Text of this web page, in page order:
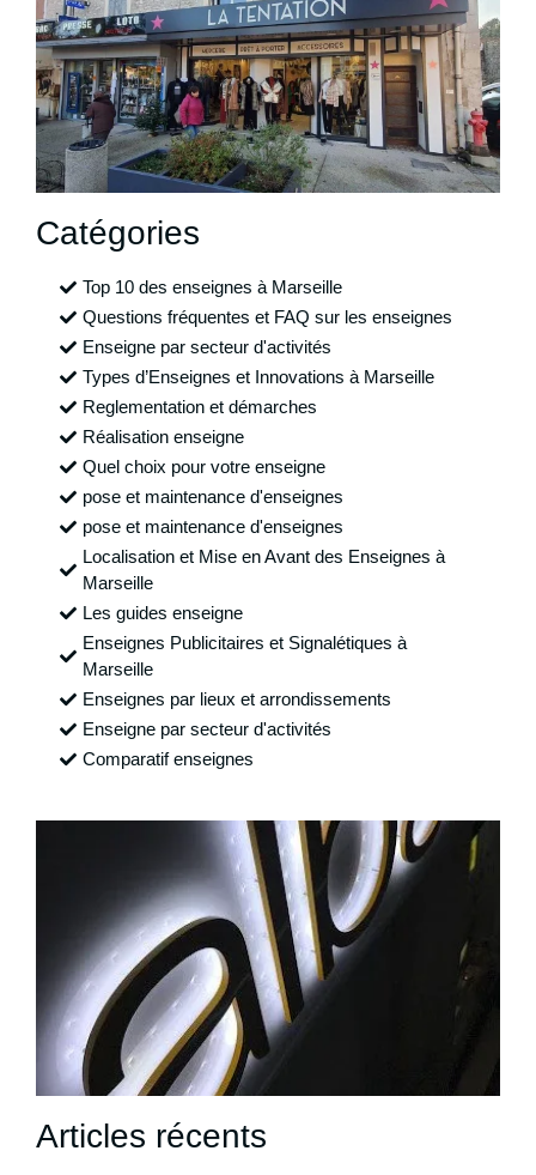
Catégories
Top 10 des enseignes à Marseille
Questions fréquentes et FAQ sur les enseignes
Enseigne par secteur d'activités
Types d’Enseignes et Innovations à Marseille
Reglementation et démarches
Réalisation enseigne
Quel choix pour votre enseigne
pose et maintenance d'enseignes
pose et maintenance d'enseignes
Localisation et Mise en Avant des Enseignes à
Marseille
Les guides enseigne
Enseignes Publicitaires et Signalétiques à
Marseille
Enseignes par lieux et arrondissements
Enseigne par secteur d'activités
Comparatif enseignes
Articles récents